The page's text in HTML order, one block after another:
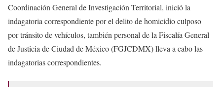
Coordinación General de Investigación Territorial, inició la
indagatoria correspondiente por el delito de homicidio culposo
por tránsito de vehículos, también personal de la Fiscalía General
de Justicia de Ciudad de México (FGJCDMX) lleva a cabo las
indagatorias correspondientes.